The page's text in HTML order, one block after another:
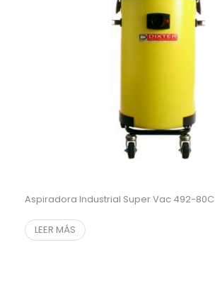
Aspiradora Industrial Super Vac 492-80C
LEER MÁS